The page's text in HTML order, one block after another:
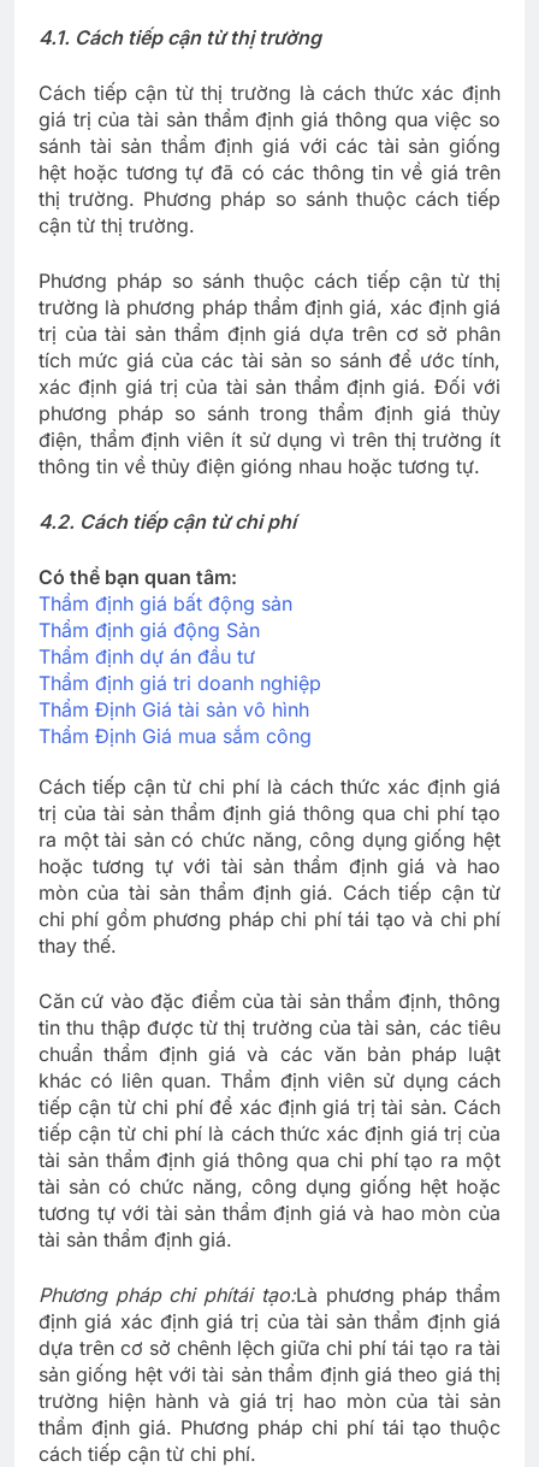
4.1. Cách tiếp cận từ thị trường
Cách tiếp cận từ thị trường là cách thức xác định
giá trị của tài sản thẩm định giá thông qua việc so
sánh tài sản thẩm định giá với các tài sản giống
hệt hoặc tương tự đã có các thông tin về giá trên
thị trường. Phương pháp so sánh thuộc cách tiếp
cận từ thị trường.
Phương pháp so sánh thuộc cách tiếp cận từ thị
trường là phương pháp thẩm định giá, xác định giá
trị của tài sản thẩm định giá dựa trên cơ sở phân
tích mức giá của các tài sản so sánh để ước tính,
xác định giá trị của tài sản thẩm định giá. Đối với
phương pháp so sánh trong thẩm định giá thủy
điện, thẩm định viên ít sử dụng vì trên thị trường ít
thông tin về thủy điện gióng nhau hoặc tương tự.
4.2. Cách tiếp cận từ chi phí
Có thể bạn quan tâm:
Thẩm định giá bất động sản
Thẩm định giá động Sản
Thẩm định dự án đầu tư
Thẩm định giá tri doanh nghiệp
Thẩm Định Giá tài sản vô hình
Thẩm Định Giá mua sắm công
Cách tiếp cận từ chi phí là cách thức xác định giá
trị của tài sản thẩm định giá thông qua chi phí tạo
ra một tài sản có chức năng, công dụng giống hệt
hoặc tương tự với tài sản thẩm định giá và hao
mòn của tài sản thẩm định giá. Cách tiếp cận từ
chi phí gồm phương pháp chi phí tái tạo và chi phí
thay thế.
Căn cứ vào đặc điểm của tài sản thẩm định, thông
tin thu thập được từ thị trường của tài sản, các tiêu
chuẩn thẩm định giá và các văn bản pháp luật
khác có liên quan. Thẩm định viên sử dụng cách
tiếp cận từ chi phí để xác định giá trị tài sản. Cách
tiếp cận từ chi phí là cách thức xác định giá trị của
tài sản thẩm định giá thông qua chi phí tạo ra một
tài sản có chức năng, công dụng giống hệt hoặc
tương tự với tài sản thẩm định giá và hao mòn của
tài sản thẩm định giá.
Phương pháp chi phítái tạo:Là phương pháp thẩm
định giá xác định giá trị của tài sản thẩm định giá
dựa trên cơ sở chênh lệch giữa chi phí tái tạo ra tài
sản giống hệt với tài sản thẩm định giá theo giá thị
trường hiện hành và giá trị hao mòn của tài sản
thẩm định giá. Phương pháp chi phí tái tạo thuộc
cách tiếp cận từ chi phí.